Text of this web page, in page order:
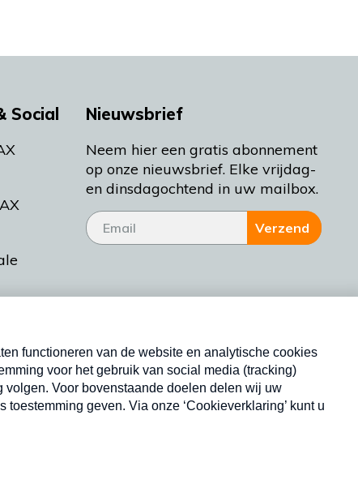
Social
Bakt
Nieuwsbrief
Neem hier een gratis abonnement
op onze nieuwsbrief. Elke vrijdag-
en dinsdagochtend in uw mailbox.
Verzend
Nieuwsbrief
Neem hier een gratis abonnement op onze